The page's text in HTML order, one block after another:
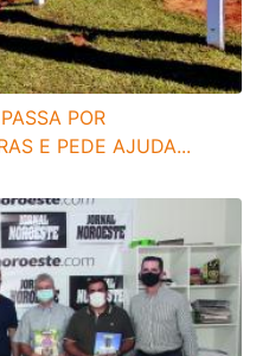
POR
E PEDE AJUDA...